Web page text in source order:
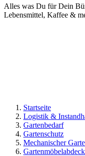
Alles was Du für Dein
Lebensmittel, Kaffee &
Startseite
Logistik &
Gartenbedarf
Gartenschutz
Mechanischer